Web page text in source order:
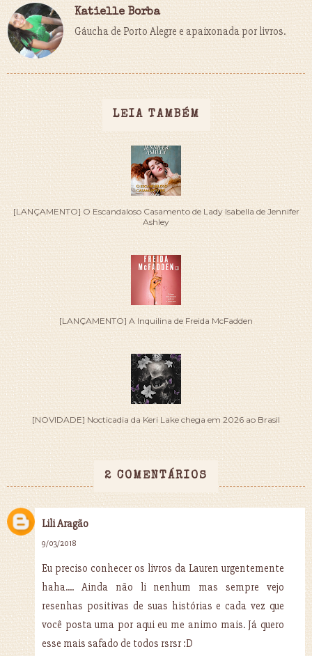
Katielle Borba
Gáucha de Porto Alegre e apaixonada por livros.
LEIA TAMBÉM
[LANÇAMENTO] O Escandaloso Casamento de Lady Isabella de Jennifer
Ashley
[LANÇAMENTO] A Inquilina de Freida McFadden
[NOVIDADE] Nocticadia da Keri Lake chega em 2026 ao Brasil
2 COMENTÁRIOS
Lili Aragão
9/03/2018
Eu preciso conhecer os livros da Lauren urgentemente
haha.... Ainda não li nenhum mas sempre vejo
resenhas positivas de suas histórias e cada vez que
você posta uma por aqui eu me animo mais. Já quero
esse mais safado de todos rsrsr :D